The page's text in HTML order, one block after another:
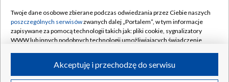
Rada Programowa
System NOS
Informacje o nadawcy
Program dla prasy
Kontakt
Kanały
©2026 Telewizja Polska S.A. w likwidacji
Twoje dane osobowe zbierane podczas odwiedzania przez Ciebie naszych
poszczególnych serwisówzwanych dalej „Portalem”, w tym informacje
zapisywane za pomocą technologii takich jak: pliki cookie, sygnalizatory
WWW lub innych podobnych technologii umożliwiających świadczenie
ruchu w Internecie.Akceptuję i przechodzę do serwisu